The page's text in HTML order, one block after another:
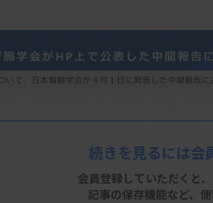
続きを見るには会
会員登録していただくと
記事の保存機能など、